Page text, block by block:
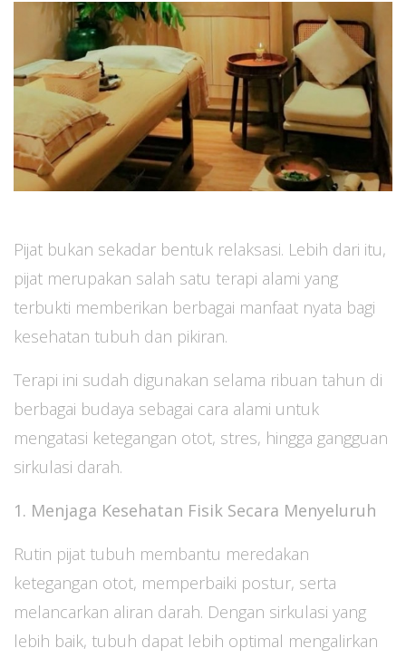
Pijat bukan sekadar bentuk relaksasi. Lebih dari itu,
pijat merupakan salah satu terapi alami yang
terbukti memberikan berbagai manfaat nyata bagi
kesehatan tubuh dan pikiran.
Terapi ini sudah digunakan selama ribuan tahun di
berbagai budaya sebagai cara alami untuk
mengatasi ketegangan otot, stres, hingga gangguan
sirkulasi darah.
1. Menjaga Kesehatan Fisik Secara Menyeluruh
Rutin pijat tubuh membantu meredakan
ketegangan otot, memperbaiki postur, serta
melancarkan aliran darah. Dengan sirkulasi yang
lebih baik, tubuh dapat lebih optimal mengalirkan